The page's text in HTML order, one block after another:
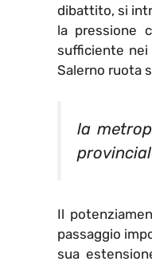
dibattito, si
la pressione
sufficiente nei
Salerno ruota
la
Il
passaggio
sua